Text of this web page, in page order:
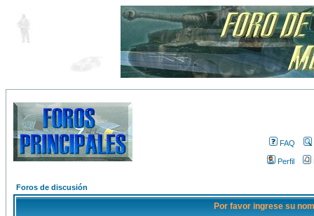
FAQ
Perfil
Foros de discusión
Por favor ingrese su